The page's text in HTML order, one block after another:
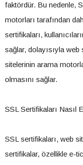
faktördür. Bu nedenle,
motorları tarafından
sertifikaları,
sağlar, dolayısıyla
sitelerinin arama
olmasını sağlar.
SSL Sertifikaları Nasıl
SSL sertifikaları, web
sertifikalar, özellikle e-